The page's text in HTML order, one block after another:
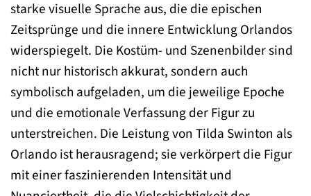
starke visuelle Sprache aus, die die epischen
Zeitsprünge und die innere Entwicklung Orlandos
widerspiegelt. Die Kostüm- und Szenenbilder sind
nicht nur historisch akkurat, sondern auch
symbolisch aufgeladen, um die jeweilige Epoche
und die emotionale Verfassung der Figur zu
unterstreichen. Die Leistung von Tilda Swinton als
Orlando ist herausragend; sie verkörpert die Figur
mit einer faszinierenden Intensität und